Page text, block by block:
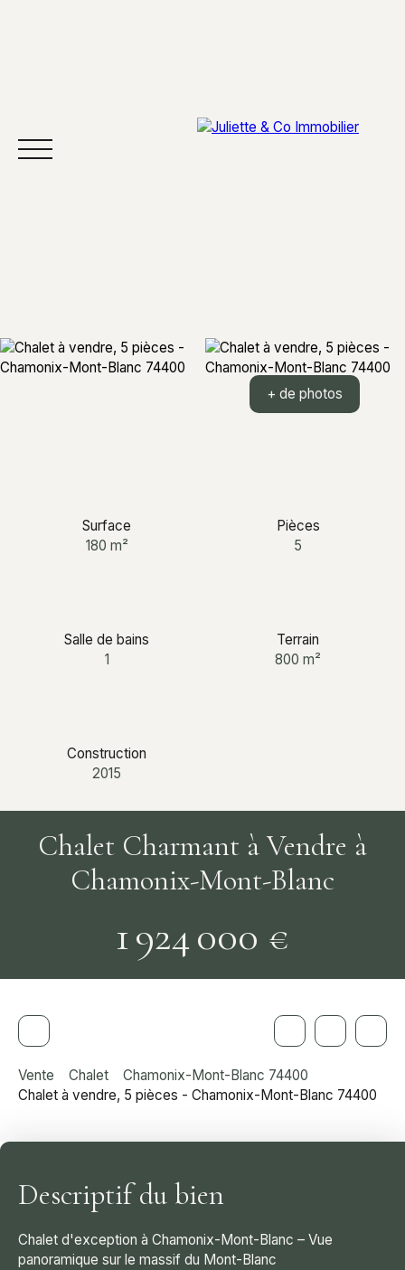
ACCUEIL ACHETER VENDRE SECTEURS À
+33 6 12 03 25 87
+ de photos
Surface
180 m²
Pièces
5
Salle de bains
1
Terrain
800m²
Construction
2015
Chalet Charmant à Vendre à
Chamonix-Mont-Blanc
1 924 000 €
Vente Chalet
Chamonix-Mont-Blanc 74400
Chalet à vendre, 5 pièces - Chamonix-Mont-Blanc 74400
Descriptif du bien
Chalet d'exception à Chamonix-Mont-Blanc – Vue
panoramique sur le massif du Mont-Blanc